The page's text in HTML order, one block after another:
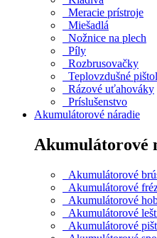
Meracie prístroje
Miešadlá
Nožnice na plech
Píly
Rozbrusovačky
Teplovzdušné
Rázové uťahováky
Príslušenstvo
Akumulátorové náradie
Akumulátorové
Akumulátorové
Akumulátorové
Akumulátorové
Akumulátorové
Akumulátorové